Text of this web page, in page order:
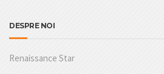
DESPRE NOI
Renaissance Star